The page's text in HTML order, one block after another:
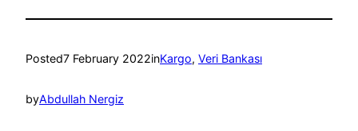
Posted7 February 2022inKargo, Veri Bankası
byAbdullah Nergiz